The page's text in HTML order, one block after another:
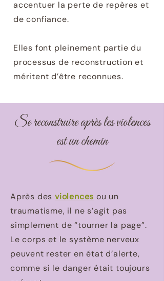
accentuer la perte de repères et
de confiance.
Elles font pleinement partie du
processus de reconstruction et
méritent d’être reconnues.
Se reconstruire après les violences
est un chemin
Après des violences ou un
traumatisme, il ne s’agit pas
simplement de “tourner la page”.
Le corps et le système nerveux
peuvent rester en état d’alerte,
comme si le danger était toujours